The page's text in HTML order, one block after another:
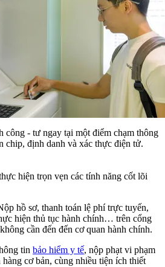
công - tư ngay tại một điểm chạm thông
chip, định danh và xác thực điện tử.
hiện trọn vẹn các tính năng cốt lõi
hồ sơ, thanh toán lệ phí trực tuyến,
hiện thủ tục hành chính… trên cổng
cần đến đến cơ quan hành chính.
tin bảo hiểm y tế, nộp phạt vi phạm
cơ bản, cùng nhiều tiện ích thiết